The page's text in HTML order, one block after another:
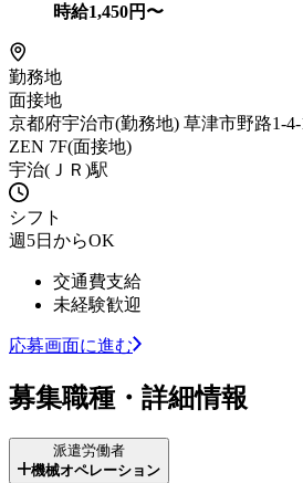
時給1,450円〜
勤務地
面接地
京都府宇治市(勤務地) 草津市野路1-
ZEN 7F(面接地)
宇治(ＪＲ)駅
シフト
週5日からOK
交通費支給
未経験歓迎
応募画面に進む
募集職種・詳細情報
派遣労働者
機械オペレーション